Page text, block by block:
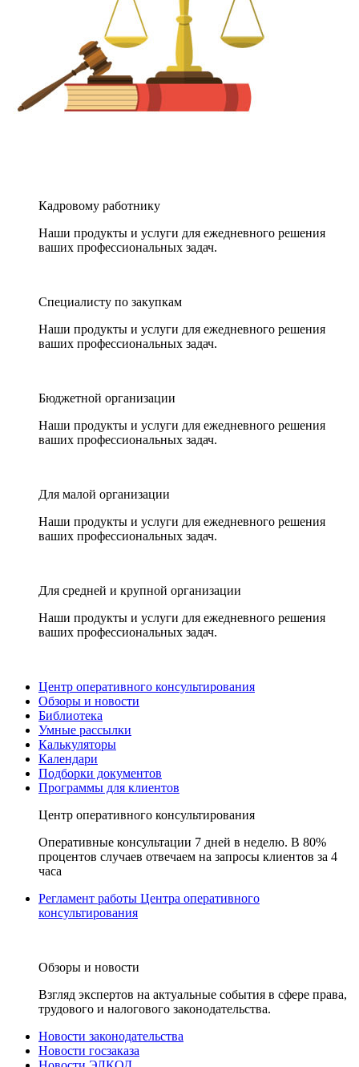
Кадровому работнику
Наши продукты и услуги для ежедневного решения
ваших профессиональных задач.
Специалисту по закупкам
Наши продукты и услуги для ежедневного решения
ваших профессиональных задач.
Бюджетной организации
Наши продукты и услуги для ежедневного решения
ваших профессиональных задач.
Для малой организации
Наши продукты и услуги для ежедневного решения
ваших профессиональных задач.
Для средней и крупной организации
Наши продукты и услуги для ежедневного решения
ваших профессиональных задач.
Центр оперативного консультирования
Обзоры и новости
Библиотека
Умные рассылки
Калькуляторы
Календари
Подборки документов
Программы для клиентов
Центр оперативного консультирования
Оперативные консультации 7 дней в неделю. В 80%
процентов случаев отвечаем на запросы клиентов за 4
часа
Регламент работы Центра оперативного
консультирования
Обзоры и новости
Взгляд экспертов на актуальные события в сфере права,
трудового и налогового законодательства.
Новости законодательства
Новости госзаказа